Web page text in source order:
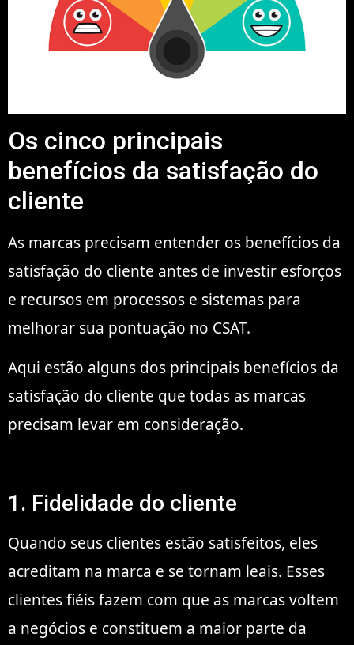
Os cinco principais
benefícios da satisfação do
cliente
As marcas precisam entender os benefícios da
satisfação do cliente antes de investir esforços
e recursos em processos e sistemas para
melhorar sua pontuação no CSAT.
Aqui estão alguns dos principais benefícios da
satisfação do cliente que todas as marcas
precisam levar em consideração.
1. Fidelidade do cliente
Quando seus clientes estão satisfeitos, eles
acreditam na marca e se tornam leais. Esses
clientes fiéis fazem com que as marcas voltem
a negócios e constituem a maior parte da